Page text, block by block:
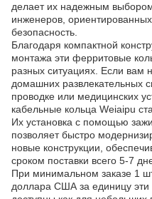
делает их надежным
инженеров,
безопасность.
Благодаря компактной
монтажа эти ферритовые
разных ситуациях. Если вам
домашних развлекательных
проводке или медицинских
кабельные кольца Weiaipu
Их установка с помощью
позволяет быстро
новые конструкции,
сроком поставки всего 5-7
При минимальном заказе 1
доллара США за единицу